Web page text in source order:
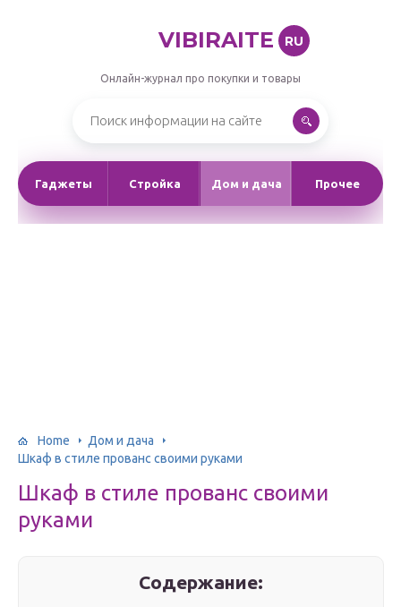
VIBIRAITE RU
Онлайн-журнал про покупки и товары
Гаджеты Стройка Дом и дача Прочее
Home
Дом и дача
Шкаф в стиле прованс своими руками
Шкаф в стиле прованс своими
руками
Содержание: